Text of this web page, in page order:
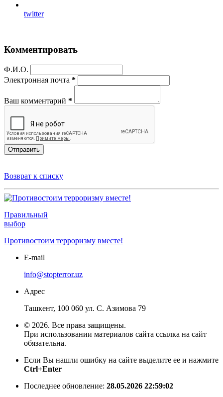
twitter
Комментировать
Ф.И.О.
Электронная почта *
Ваш комментарий *
Отправить
Возврат к списку
Правильный
выбор
Противостоим терроризму вместе!
E-mail
info@stopterror.uz
Адрес
Ташкент, 100 060 ул. С. Азимова 79
© 2026. Все права защищены.
При использовании материалов сайта ссылка на сайт
обязательна.
Если Вы нашли ошибку на сайте выделите ее и нажмите
Ctrl+Enter
Последнее обновление: 28.05.2026 22:59:02